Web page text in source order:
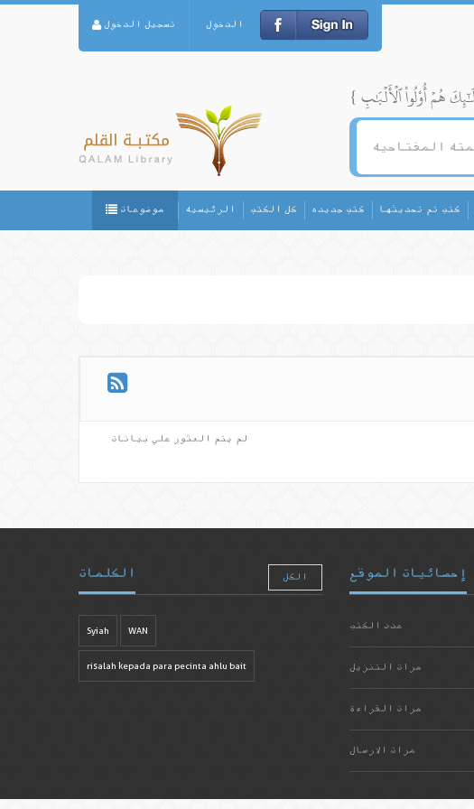
تسجيل الدخول الدخول
موضوعات الرئيسيه كل الكتب كتب جديده كتب تم تحديثها
لم يتم العثور علي بيانات
الكلمات الكل
Syiah WAN
risalah kepada para pecinta ahlu bait
إحصائيات الموقع
عدد الكتب
مرات التنزيل
مرات القراءة
مرات الارسال